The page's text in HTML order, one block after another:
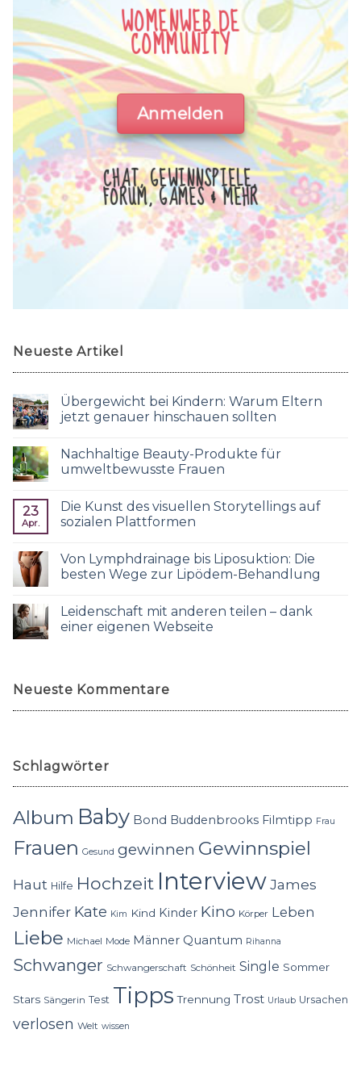
WOMENWEB.DE
COMMUNITY
Anmelden
CHAT, GEWINNSPIELE,
FORUM, GAMES & MEHR
Neueste Artikel
Übergewicht bei Kindern: Warum Eltern
jetzt genauer hinschauen sollten
Nachhaltige Beauty-Produkte für
umweltbewusste Frauen
23
Apr.
Die Kunst des visuellen Storytellings auf
sozialen Plattformen
Von Lymphdrainage bis Liposuktion: Die
besten Wege zur Lipödem-Behandlung
Leidenschaft mit anderen teilen – dank
einer eigenen Webseite
Neueste Kommentare
Schlagwörter
Album Baby Bond Buddenbrooks Filmtipp Frau
Frauen Gesund gewinnen Gewinnspiel
Haut Hilfe Hochzeit InterviewJames
Jennifer Kate Kim Kind Kinder Kino Körper Leben
Liebe Michael Mode Männer Quantum Rihanna
Schwanger Schwangerschaft Schönheit Single Sommer
Stars Sängerin Test Tipps Trennung Trost Urlaub Ursachen
verlosen Welt wissen